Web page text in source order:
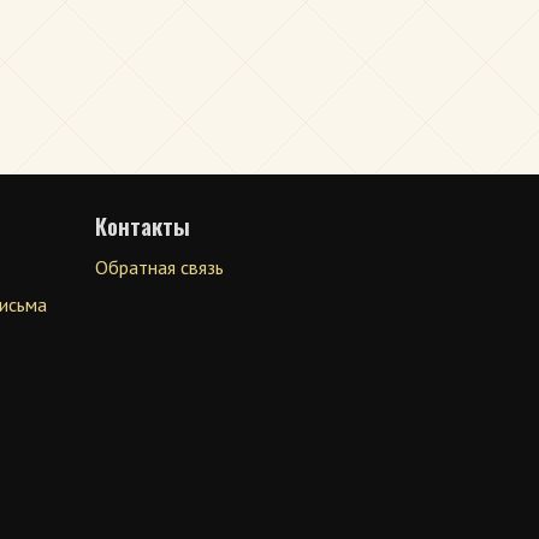
Контакты
Обратная связь